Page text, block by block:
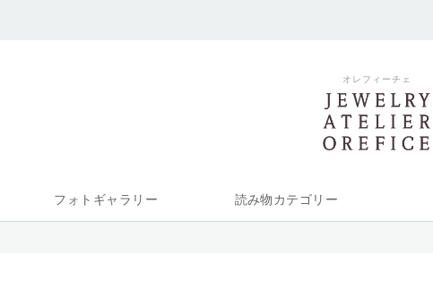
オレフィーチェ
フォトギャラリー 読み物カテゴリー